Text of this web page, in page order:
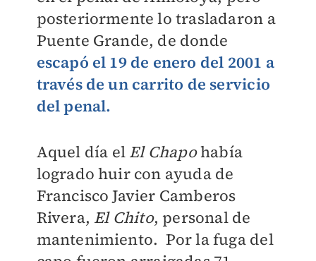
posteriormente lo trasladaron a
Puente Grande, de donde
escapó el 19 de enero del 2001 a
través de un carrito de servicio
del penal.
Aquel día el El Chapohabía
logrado huir con ayuda de
Francisco Javier Camberos
Rivera, El Chito, personal de
mantenimiento. Por la fuga del